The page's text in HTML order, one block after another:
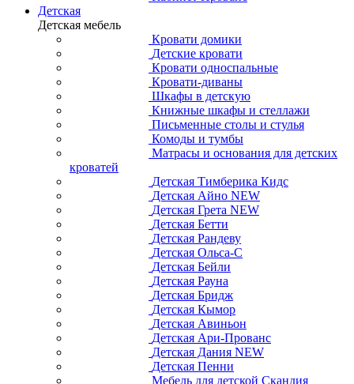
Детская
Детская мебель
Кровати домики
Детские кровати
Кровати односпальные
Кровати-диваны
Шкафы в детскую
Книжные шкафы и стеллажи
Письменные столы и стулья
Комоды и тумбы
Матрасы и основания для детских
кроватей
Детская Тимберика Кидс
Детская Айно NEW
Детская Грета NEW
Детская Бетти
Детская Рандеву
Детская Ольса-С
Детская Бейли
Детская Рауна
Детская Бридж
Детская Кымор
Детская Авиньон
Детская Ари-Прованс
Детская Дания NEW
Детская Пенни
Мебель для детской Скандия